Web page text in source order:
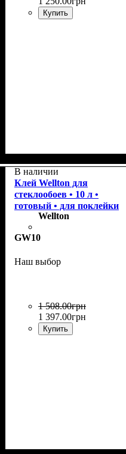
Купить
В наличии
Клей Wellton для
стеклообоев • 10 л •
готовый • для поклейки
Wellton
GW10
Наш выбор
1 508.00грн
1 397.00грн
Купить